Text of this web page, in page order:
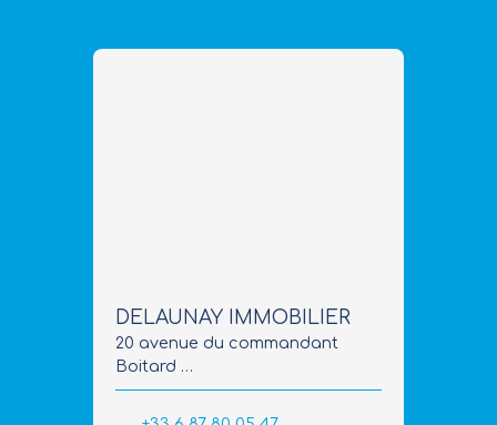
DELAUNAY IMMOBILIER
20 avenue du commandant
Boitard
44380 Pornichet